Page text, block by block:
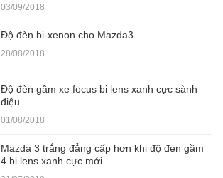
03/09/2018
Độ đèn bi-xenon cho Mazda3
28/08/2018
Độ đèn gầm xe focus bi lens xanh cực sành
điệu
01/08/2018
Mazda 3 trắng đẳng cấp hơn khi độ đèn gầm
4 bi lens xanh cực mới.